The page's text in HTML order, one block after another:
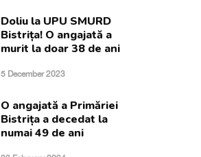
Doliu la UPU SMURD
Bistrița! O angajată a
murit la doar 38 de ani
5 December 2023
O angajată a Primăriei
Bistrița a decedat la
numai 49 de ani